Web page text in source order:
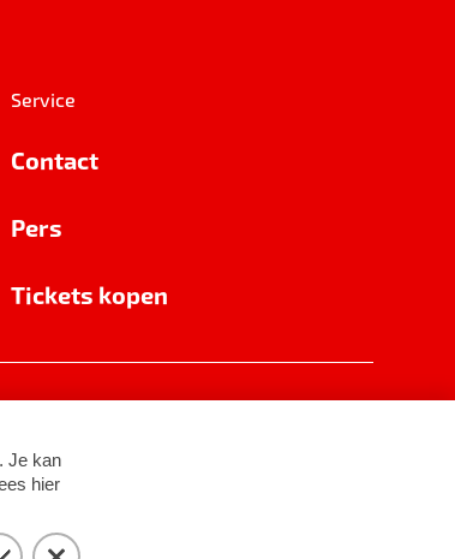
Service
Contact
Pers
Tickets kopen